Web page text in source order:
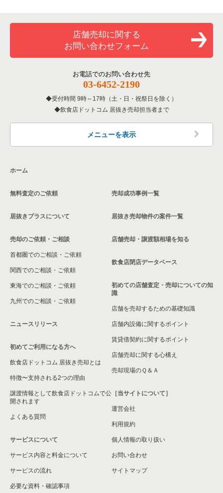
洋食の居抜き売却物件の案件一覧
その他の居抜き売却物件の案件一覧
川崎市幸区の飲食店の居抜き売却物件の案件一覧
厚木市の飲食店の居抜き売却物件の案件一覧
中郡の飲食店の居抜き売却物件の案件一覧
三浦郡の飲食店の居抜き売却物件の案件一覧
茅ヶ崎市の飲食店の居抜き売却物件の案件一覧
川崎市麻生区の飲食店の居抜き売却物件の案件一覧
相模原市中央区の飲食店の居抜き売却物件の案件一覧
横浜市保土ケ谷区の飲食店の居抜き売却物件の案件一覧
横浜市旭区の飲食店の居抜き売却物件の案件一覧
横浜市緑区の飲食店の居抜き売却物件の案件一覧
平塚市の飲食店の居抜き売却物件の案件一覧
横浜市港南区の飲食店の居抜き売却物件の案件一覧
横須賀市の飲食店の居抜き売却物件の案件一覧
三浦市の飲食店の居抜き売却物件の案件一覧
藤沢市の飲食店の居抜き売却物件の案件一覧
横浜市栄区の飲食店の居抜き売却物件の案件一覧
神奈川県のバーの居抜き売却物件の案件一覧
神奈川県の居酒屋・ダイニングバーの居抜き売却物件の案件一
神奈川県の専門料理の居抜き売却物件の案件一覧
神奈川県の和食の居抜き売却物件の案件一覧
神奈川県の洋食の居抜き売却物件の案件一覧
横浜市中区の居酒屋・ダイニングバーの居抜き売却物件の案件
横浜市中区の洋食の居抜き売却物件の案件一覧
横浜市中区のその他の居抜き売却物件の案件一覧
店舗売却に関する
お問い合わせフォーム
お電話でのお問い合わせ先
03-6452-2190
受付時間 9時～17時（土・日・祝祭日を除く）
飲食店ドットコム 居抜き売却担当者まで
メニューを表示
ホーム
無料査定のご依頼
居抜きプラスについて
売却のご依頼・ご相談
首都圏でのご相談・ご依頼
関西でのご相談・ご依頼
東海でのご相談・ご依頼
九州でのご相談・ご依頼
ニュースリリース
初めてご利用になる方へ
飲食店ドットコム 居抜き売却とは
特徴〜支持される2つの理由
譲渡情報として飲食店ドットコムで公
開されます
よくある質問
サービスについて
サービス内容と料金について
サービスの流れ
必要な資料・確認事項
売却成功事例一覧
居抜き売却物件の案件一覧
店舗売却・譲渡額相場を知る
飲食店閉店データベース
初めての店舗査定・売却についての知
識
店舗を売却するための基礎知識
店舗内設備に関するポイント
賃貸借契約に関するポイント
店舗売却に関する心構え
売却現場のＱ＆Ａ
［当サイトについて］
運営会社
利用規約
個人情報の取り扱い
お問い合わせ
サイトマップ